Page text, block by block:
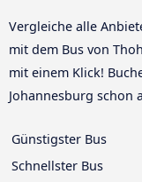
Vergleiche alle
mit dem Bus von
mit einem Klick!
Johannesburg schon
Günstigster Bus
Schnellster Bus